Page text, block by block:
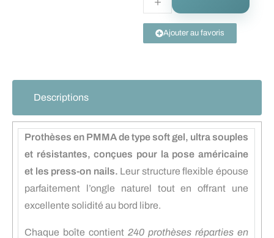
Ajouter au favoris
Descriptions
Prothèses en PMMA de type soft gel, ultra souples
et résistantes, conçues pour la pose américaine
et les press-on nails. Leur structure flexible épouse
parfaitement l’ongle naturel tout en offrant une
excellente solidité au bord libre.
Chaque boîte contient 240 prothèses réparties en